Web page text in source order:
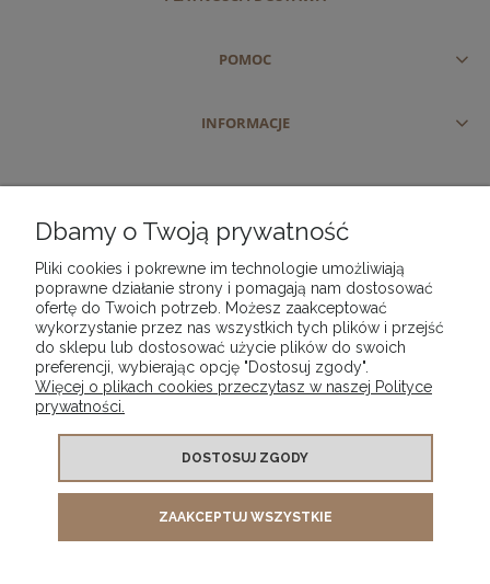
POMOC
INFORMACJE
Dbamy o Twoją prywatność
Pliki cookies i pokrewne im technologie umożliwiają
poprawne działanie strony i pomagają nam dostosować
ofertę do Twoich potrzeb. Możesz zaakceptować
wykorzystanie przez nas wszystkich tych plików i przejść
do sklepu lub dostosować użycie plików do swoich
preferencji, wybierając opcję "Dostosuj zgody".
Więcej o plikach cookies przeczytasz w naszej Polityce
prywatności.
DOSTOSUJ ZGODY
ZAAKCEPTUJ WSZYSTKIE